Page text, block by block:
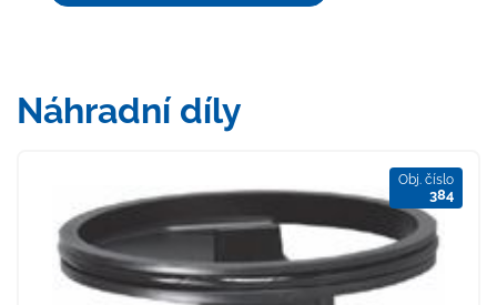
Náhradní díly
Obj. číslo
384